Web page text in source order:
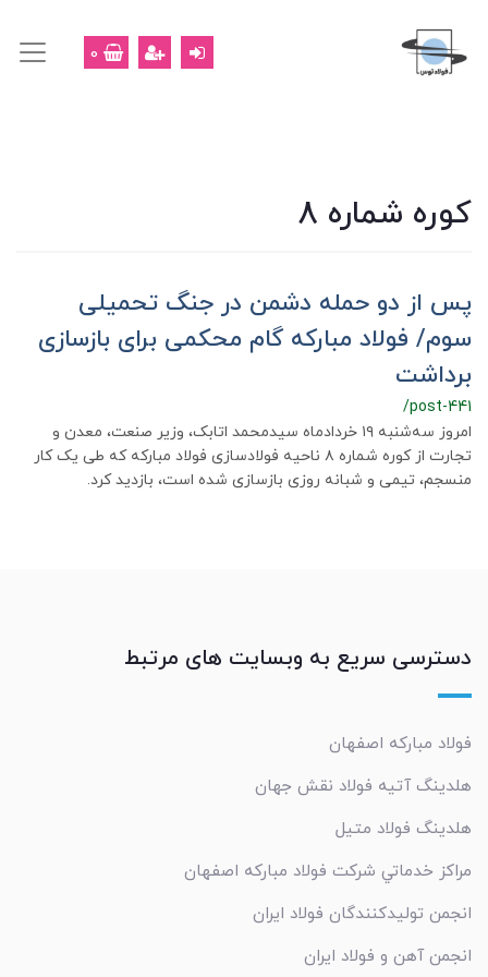
0
کوره شماره 8
پس از دو حمله دشمن در جنگ تحمیلی
سوم/ فولاد مبارکه گام محکمی برای بازسازی
برداشت
/post-441
امروز سه‌شنبه ۱۹ خردادماه سیدمحمد اتابک، وزیر صنعت، معدن و
تجارت از کوره شماره ۸ ناحیه فولادسازی فولاد مبارکه که طی یک کار
منسجم، تیمی و شبانه روزی بازسازی شده است، بازدید کرد.
دسترسی سریع به وبسایت های مرتبط
فولاد مبارکه اصفهان
هلدینگ آتیه فولاد نقش جهان
هلدینگ فولاد متیل
مراکز خدماتي شرکت فولاد مبارکه اصفهان
انجمن تولیدکنندگان فولاد ایران
انجمن آهن و فولاد ایران